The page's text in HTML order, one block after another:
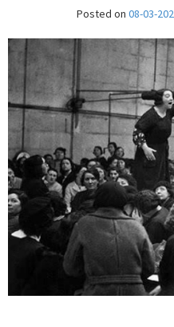
Posted on 08-03-